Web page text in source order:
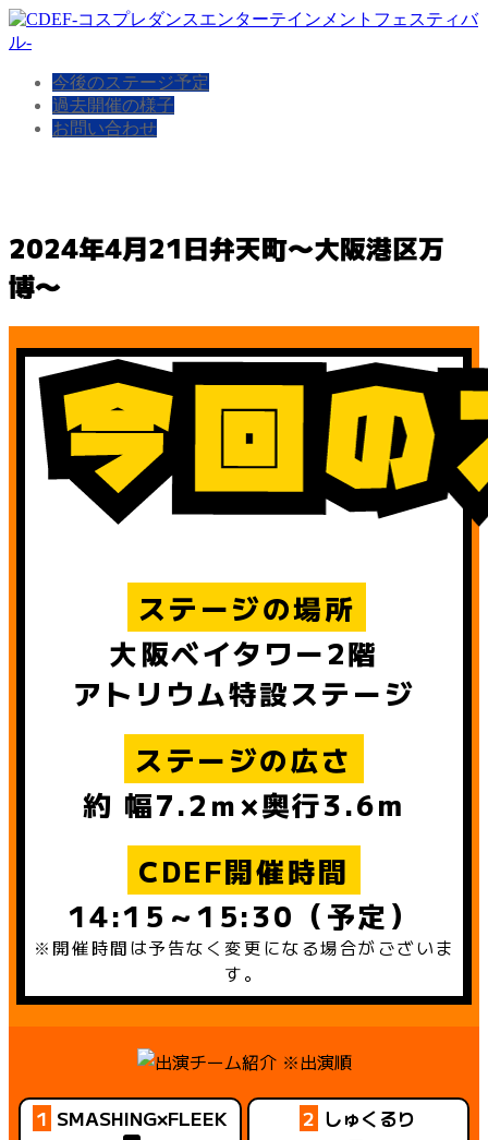
今後のステージ予定
過去開催の様子
お問い合わせ
2024年4月21日弁天町〜大阪港区万
博〜
ステージの場所
大阪ベイタワー2階
アトリウム特設ステージ
ステージの広さ
約 幅7.2ｍ×奥行3.6m
CDEF開催時間
14:15～15:30（予定）
※開催時間は予告なく変更になる場合がございま
す。
※出演順
1 SMASHING×FLEEK 2 しゅくるり